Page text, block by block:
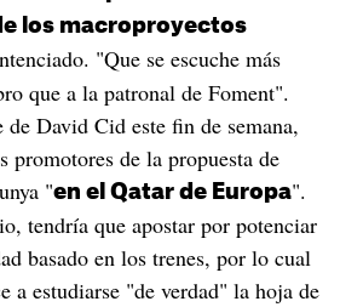
los macroproyectos
"Que se escuche más
que a la patronal de Foment".
David Cid este fin de semana,
promotores de la propuesta de
"en el Qatar de Europa".
tendría que apostar por potenciar
basado en los trenes, por lo cual
a estudiarse "de verdad" la hoja de